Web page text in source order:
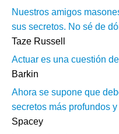
Nuestros amigos
sus secretos. No sé de
Taze Russell
Actuar es una cuestión
Barkin
Ahora se supone que
secretos más profundos
Spacey